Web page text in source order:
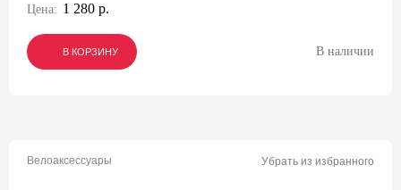
Цена: 1 280 р.
В КОРЗИНУ
В КОРЗИНУ
В КОРЗИНУ В наличии
Велоаксессуары Убрать из избранного